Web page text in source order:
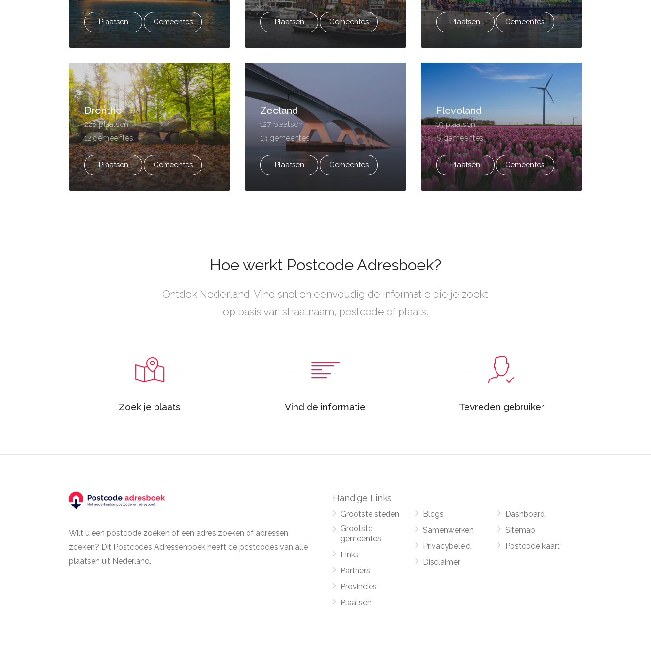
Plaatsen Gemeentes Plaatsen Gemeentes Plaatsen Gemeentes
Drenthe
226 plaatsen
12 gemeentes
Plaatsen Gemeentes
Zeeland
127 plaatsen
13 gemeentes
Plaatsen Gemeentes
Flevoland
19 plaatsen
6 gemeentes
Plaatsen Gemeentes
Hoe werkt Postcode Adresboek?
Ontdek Nederland. Vind snel en eenvoudig de informatie die je zoekt
op basis van straatnaam, postcode of plaats.
Zoek je plaats Vind de informatie Tevreden gebruiker
Wilt u een postcode zoeken of een adres zoeken of adressen
zoeken? Dit Postcodes Adressenboek heeft de postcodes van alle
plaatsen uit Nederland.
Handige Links
Grootste steden
Grootste
gemeentes
Links
Partners
Provincies
Plaatsen
Blogs
Samenwerken
Privacybeleid
Disclaimer
Dashboard
Sitemap
Postcode kaart